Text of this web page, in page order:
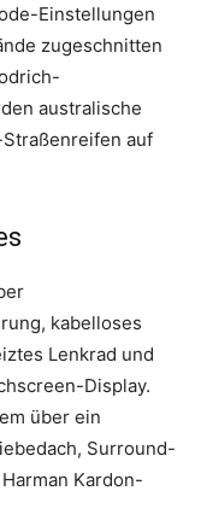
Einstellungen
zugeschnitten
australische
auf
kabelloses
Lenkrad und
Display.
über ein
Surround-
Kardon-